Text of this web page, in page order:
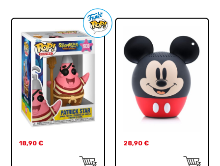
18,90€ 28,90 €